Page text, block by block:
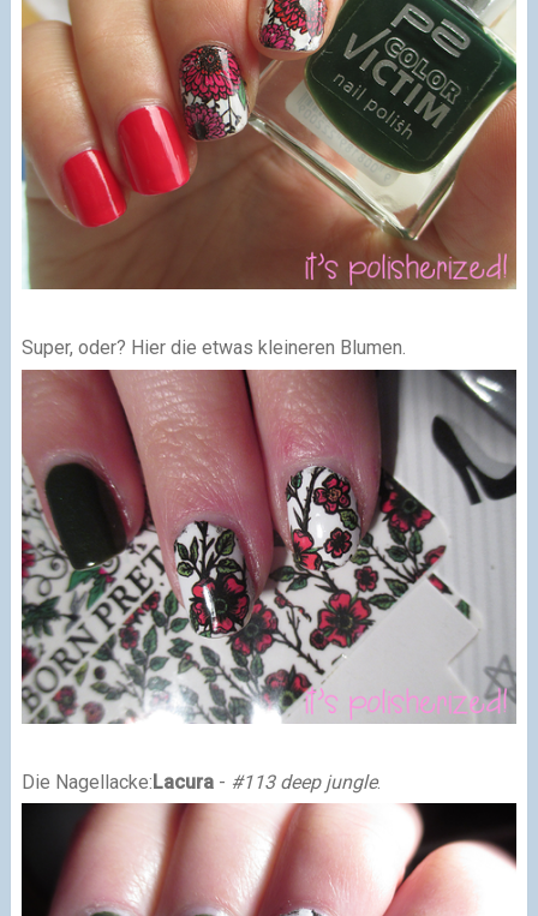
Super, oder? Hier die etwas kleineren Blumen.
Die Nagellacke:Lacura- #113 deep jungle.